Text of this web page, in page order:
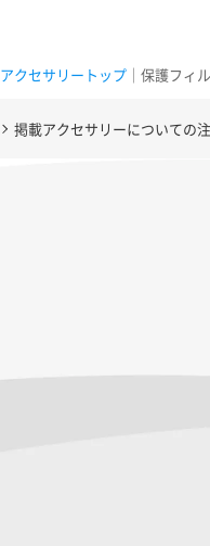
アクセサリートップ ｜保護フィ
掲載アクセサリーについての